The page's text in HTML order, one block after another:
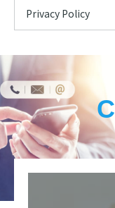
Privacy Policy